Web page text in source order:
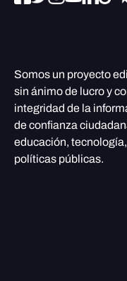
Somos un proyecto
sin ánimo de lucro y
integridad de la
de confianza
educación,
políticas públicas.